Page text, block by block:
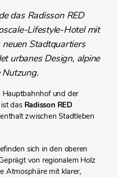
das Radisson RED
Lifestyle-Hotel mit
Stadtquartiers
urbanes Design, alpine
Nutzung.
und der
das Radisson RED
zwischen Stadtleben
sich in den oberen
von regionalem Holz
Atmosphäre mit klarer,